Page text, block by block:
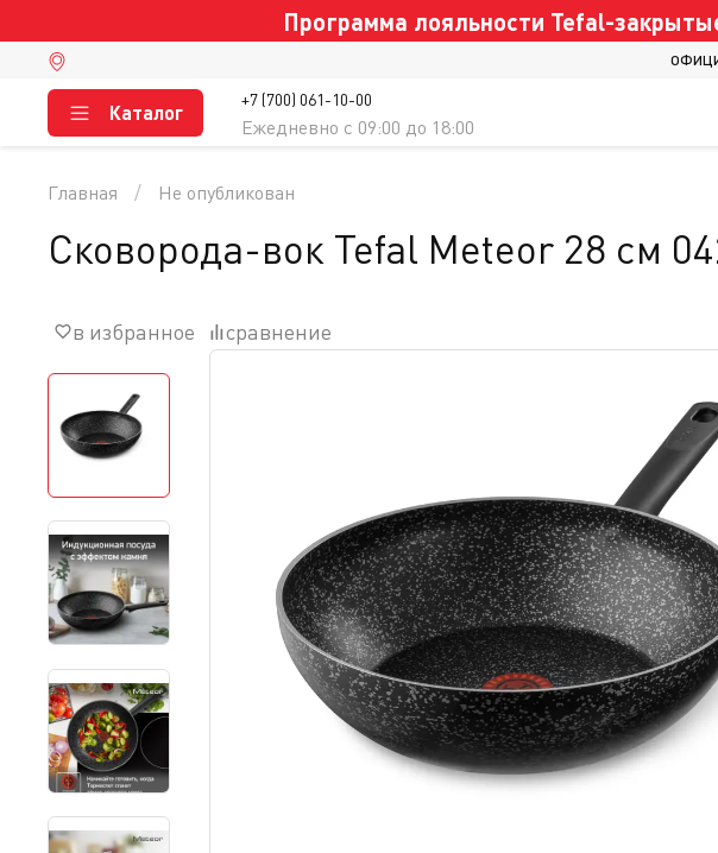
Программа лояльности Tefal-
+7 (700) 061-10-00
Ежедневно c 09:00 до 18:00
Каталог
Главная Не опубликован
Сковорода-вок Tefal Meteor 28 см
в избранное сравнение